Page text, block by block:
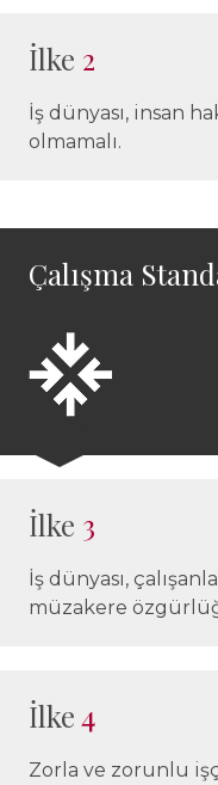
İlke 2
İş dünyası, insan
olmamalı.
Çalışma
İlke 3
İş dünyası,
müzakere
İlke4
Zorla ve zorunlu